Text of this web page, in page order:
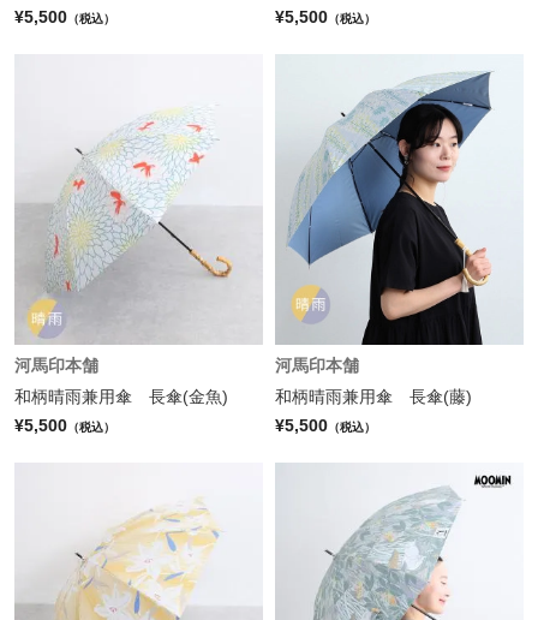
¥5,500 （税込）
¥5,500 （税込）
河馬印本舗
和柄晴雨兼用傘 長傘(金魚)
¥5,500 （税込）
河馬印本舗
和柄晴雨兼用傘 長傘(藤)
¥5,500 （税込）